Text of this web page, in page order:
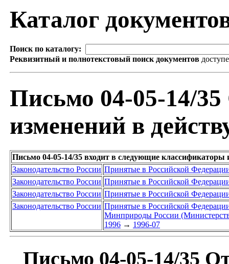
Каталог
Поиск по каталогу:
Реквизитный и полнотекстовый поиск документов
Письмо 04-05-14/
изменений в
Письмо 04-05-14/35 входит в следующие классификаторы
Законодательство России Принятые в Российской
Законодательство России Принятые в Российской
Законодательство России Принятые в Российской
Законодательство России Принятые в Российской
Минприроды России
1996 → 1996-07
Письмо 04-05-14/35